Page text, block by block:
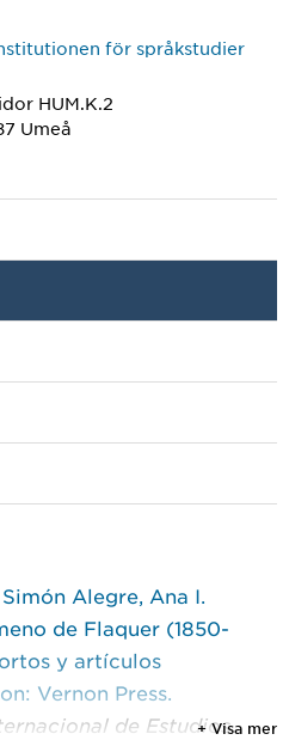
för språkstudier
HUM.K.2
Umeå
Alegre, Ana I.
de Flaquer (1850-
y artículos
Vernon Press.
de Estudios+ Visa mer